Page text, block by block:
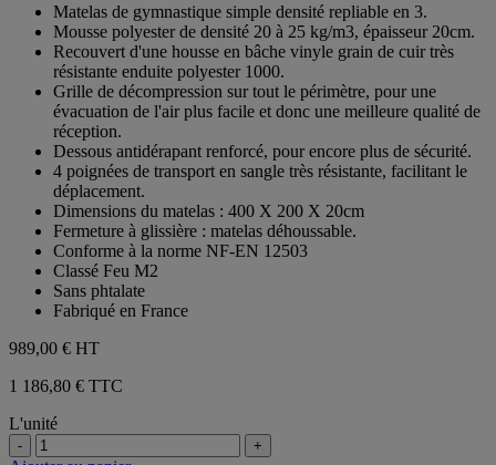
étoiles.
Matelas de gymnastique simple densité repliable en 3.
Mousse polyester de densité 20 à 25 kg/m3, épaisseur 20cm.
Recouvert d'une housse en bâche vinyle grain de cuir très
résistante enduite polyester 1000.
Grille de décompression sur tout le périmètre, pour une
évacuation de l'air plus facile et donc une meilleure qualité de
réception.
Dessous antidérapant renforcé, pour encore plus de sécurité.
4 poignées de transport en sangle très résistante, facilitant le
déplacement.
Dimensions du matelas : 400 X 200 X 20cm
Fermeture à glissière : matelas déhoussable.
Conforme à la norme NF-EN 12503
Classé Feu M2
Sans phtalate
Fabriqué en France
989,00 € HT
1 186,80 € TTC
L'unité
- +